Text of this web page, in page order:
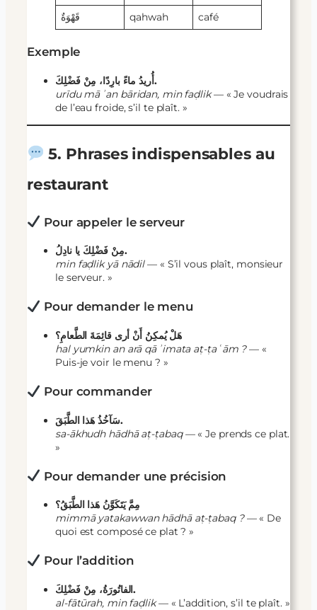
قَهْوَةٌ qahwah café
Exemple
أُريدُ ماءً بارِدًا، مِنْ فَضْلِكَ.
urīdu māʾan bāridan, min faḍlik— « Je voudrais
de l’eau froide, s’il te plaît. »
5. Phrases indispensables au
restaurant
Pour appeler le serveur
مِنْ فَضْلِكَ يا نادِلُ.
min faḍlik yā nādil— « S’il vous plaît, monsieur
le serveur. »
Pour demander le menu
هَلْ يُمكِنُ أَنْ أرى قائِمَةَ الطَّعامِ؟
hal yumkin an arā qāʾimata aṭ-ṭaʿām ?— «
Puis-je voir le menu ? »
Pour commander
سَآخُذُ هَذا الطَّبَقَ.
sa-ākhudh hādhā aṭ-ṭabaq— « Je prends ce plat.
»
Pour demander une précision
مِمَّ يَتَكَوَّنُ هَذا الطَّبَقُ؟
mimmā yatakawwan hādhā aṭ-ṭabaq ?— « De
quoi est composé ce plat ? »
Pour l’addition
الفاتُورَةُ، مِنْ فَضْلِكَ.
al-fātūrah, min faḍlik— « L’addition, s’il te plaît. »